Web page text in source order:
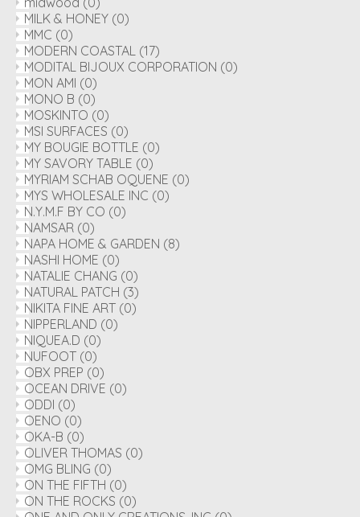
MILK & HONEY (0)
MMC (0)
MODERN COASTAL (17)
MODITAL BIJOUX CORPORATION (0)
MON AMI (0)
MONO B (0)
MOSKINTO (0)
MSI SURFACES (0)
MY BOUGIE BOTTLE (0)
MY SAVORY TABLE (0)
MYRIAM SCHAB OQUENE (0)
MYS WHOLESALE INC (0)
N.Y.M.F BY CO (0)
NAMSAR (0)
NAPA HOME & GARDEN (8)
NASHI HOME (0)
NATALIE CHANG (0)
NATURAL PATCH (3)
NIKITA FINE ART (0)
NIPPERLAND (0)
NIQUEA.D (0)
NUFOOT (0)
OBX PREP (0)
OCEAN DRIVE (0)
ODDI (0)
OENO (0)
OKA-B (0)
OLIVER THOMAS (0)
OMG BLING (0)
ON THE FIFTH (0)
ON THE ROCKS (0)